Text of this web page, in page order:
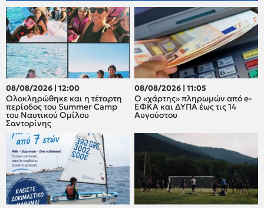
08/08/2026 | 12:00
Oλοκληρώθηκε και η τέταρτη
περίοδος του Summer Camp
του Ναυτικού Ομίλου
Σαντορίνης
08/08/2026 | 11:05
Ο «χάρτης» πληρωμών από e-
ΕΦΚΑ και ΔΥΠΑ έως τις 14
Αυγούστου